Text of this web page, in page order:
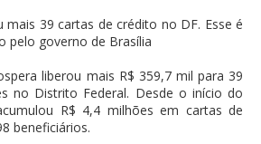
39 cartas de crédito no DF. Esse é
pelo governo de Brasília
liberou mais R$ 359,7 mil para 39
no Distrito Federal. Desde o início do
R$ 4,4 milhões em cartas de
beneficiários.